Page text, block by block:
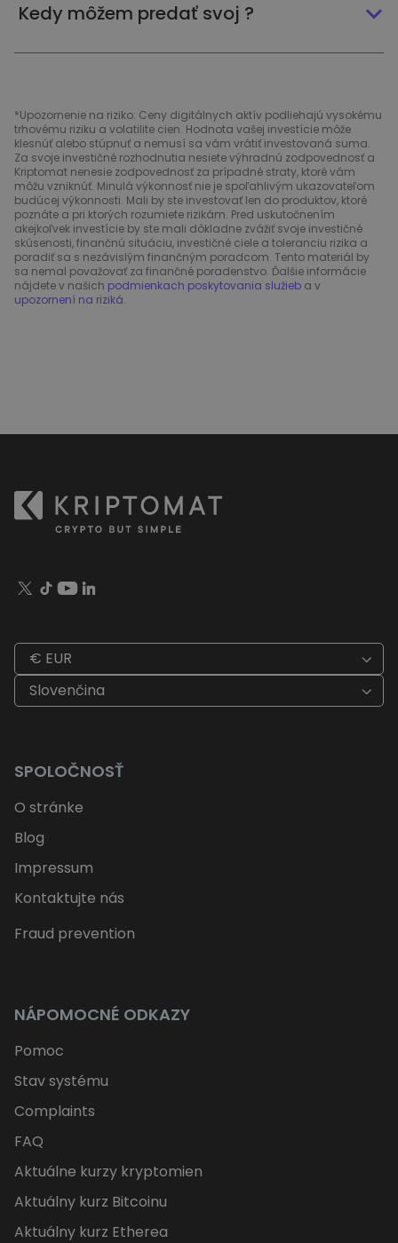
Kedy môžem predať svoj ?
*Upozornenie na riziko: Ceny digitálnych aktív podliehajú vysokému
trhovému riziku a volatilite cien. Hodnota vašej investície môže
klesnúť alebo stúpnuť a nemusí sa vám vrátiť investovaná suma.
Za svoje investičné rozhodnutia nesiete výhradnú zodpovednosť a
Kriptomat nenesie zodpovednosť za prípadné straty, ktoré vám
môžu vzniknúť. Minulá výkonnosť nie je spoľahlivým ukazovateľom
budúcej výkonnosti. Mali by ste investovať len do produktov, ktoré
poznáte a pri ktorých rozumiete rizikám. Pred uskutočnením
akejkoľvek investície by ste mali dôkladne zvážiť svoje investičné
skúsenosti, finančnú situáciu, investičné ciele a toleranciu rizika a
poradiť sa s nezávislým finančným poradcom. Tento materiál by
sa nemal považovať za finančné poradenstvo. Ďalšie informácie
nájdete v našich podmienkach poskytovania služieb a v
upozornení na riziká.
€ EUR
Slovenčina
SPOLOČNOSŤ
O stránke
Blog
Impressum
Kontaktujte nás
Fraud prevention
NÁPOMOCNÉ ODKAZY
Pomoc
Stav systému
Complaints
FAQ
Aktuálne kurzy kryptomien
Aktuálny kurz Bitcoinu
Aktuálny kurz Etherea